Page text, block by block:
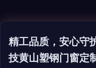
精工品质，安心
技黄山塑钢门窗定